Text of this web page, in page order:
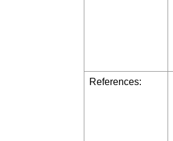
References: